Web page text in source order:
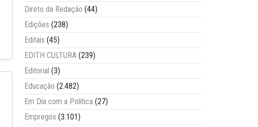
Direto da Redação (44)
Edições (238)
Editais (45)
EDITH CULTURA (239)
Editorial (3)
Educação (2.482)
Em Dia com a Política (27)
Empregos (3.101)